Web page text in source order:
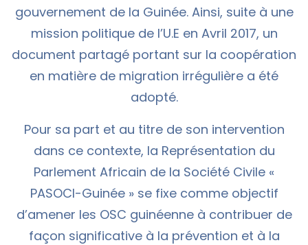
gouvernement de la Guinée. Ainsi, suite à une
mission politique de l’U.E en Avril 2017, un
document partagé portant sur la coopération
en matière de migration irrégulière a été
adopté.
Pour sa part et au titre de son intervention
dans ce contexte, la Représentation du
Parlement Africain de la Société Civile «
PASOCI-Guinée » se fixe comme objectif
d’amener les OSC guinéenne à contribuer de
façon significative à la prévention et à la